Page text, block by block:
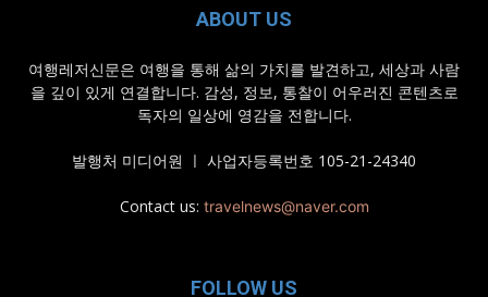
ABOUT US
여행레저신문은 여행을 통해 삶의 가치를 발견하고, 세상과 사람
을 깊이 있게 연결합니다. 감성, 정보, 통찰이 어우러진 콘텐츠로
독자의 일상에 영감을 전합니다.
발행처 미디어원 ㅣ 사업자등록번호 105-21-24340
Contact us: travelnews@naver.com
FOLLOW US